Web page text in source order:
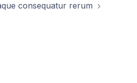
consequatur rerum